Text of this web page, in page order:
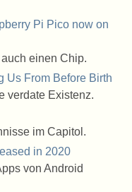
Pi Pico now on
einen Chip.
Us From Before Birth
verdate Existenz.
im Capitol.
in 2020
von Android